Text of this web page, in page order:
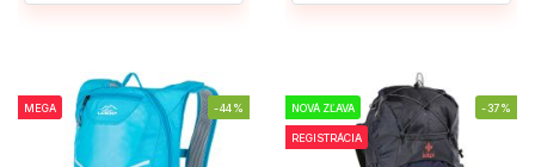
MEGA -44% NOVÁ ZĽAVA
REGISTRÁCIA
-37%